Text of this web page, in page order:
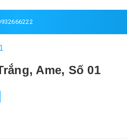
Ame, Số 01